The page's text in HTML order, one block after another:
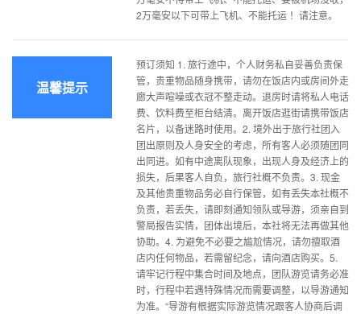
2万毫安以下可带上飞机、不能托运 ！请注意。
温馨提示
预订须知 1. 旅行途中，个人财务私自妥善负责保
管，贵重物品随身携带，请勿在饭店内或房间外走
廊大声喧噪或衣冠不整走动。退房时请将私人电话
费、饮料费至柜台结清。离开饭店逛街请携带饭店
名片，以备迷路时使用。2. 境外出于旅行社团入
团出原则及人身安全的考虑，所有客人必须随团同
出同进。如有中途离队现象，出现人身及经济上的
损失，后果客人自负，旅行社概不负责。3. 现金
及其他贵重物品务必自行保管，如有丢失本社概不
负责，若丢失，请即刻通知领队或导游，须亲自到
警局报告实情，团体出境后，本社将无法再做其他
协助。4. 为避免不必要之尴尬情况，请勿擅取酒
店内任何物品，若需留纪念，请向酒店购买。5.
请牢记行程中集合时间及地点，团队游览请务必准
时，行程中若遇特殊情况而需要调整，以导游通知
为准。“导游有根据实际游览情况跟客人协商后调